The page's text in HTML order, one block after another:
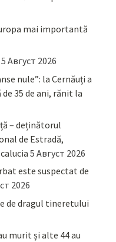
mai importantă
5 Август 2026
nule”: la Cernăuți a
35 de ani, rănit la
– deținătorul
de Estradă,
5 Август 2026
este suspectat de
2026
de dragul tineretului
murit și alte 44 au